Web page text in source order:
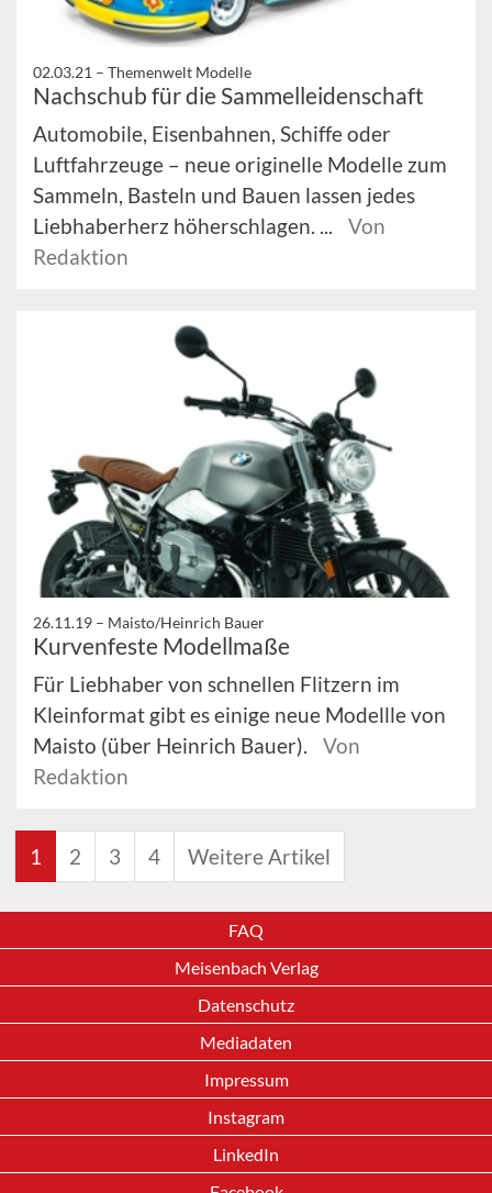
02.03.21 – Themenwelt Modelle
Nachschub für die Sammelleidenschaft
Automobile, Eisenbahnen, Schiffe oder
Luftfahrzeuge – neue originelle Modelle zum
Sammeln, Basteln und Bauen lassen jedes
Liebhaberherz höherschlagen. ...
Von
Redaktion
26.11.19 – Maisto/Heinrich Bauer
Kurvenfeste Modellmaße
Für Liebhaber von schnellen Flitzern im
Kleinformat gibt es einige neue Modellle von
Maisto (über Heinrich Bauer).
Von
Redaktion
1 2 3 4 Weitere Artikel
FAQ
Meisenbach Verlag
Datenschutz
Mediadaten
Impressum
Instagram
LinkedIn